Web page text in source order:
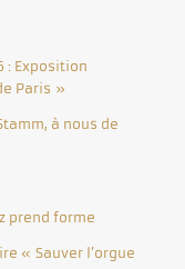
: Exposition
Paris »
à nous de
prend forme
« Sauver l’orgue